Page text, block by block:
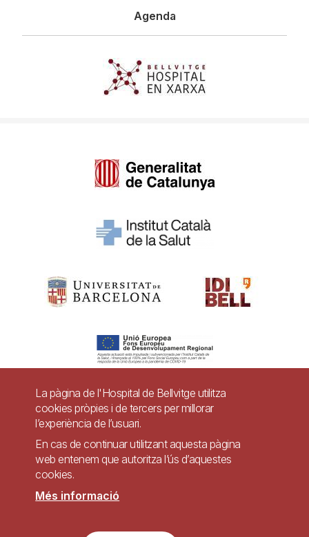
Agenda
Pie
página
Contacte
Accessibilitat Avís legal Ajuda
La pàgina de l'Hospital de Bellvitge utilitza
cookies pròpies i de tercers per millorar
l’experiència de l’usuari.
En cas de continuar utilitzant aquesta pàgina
web entenem que autoritza l’ús d’aquestes
cookies.
Més informació